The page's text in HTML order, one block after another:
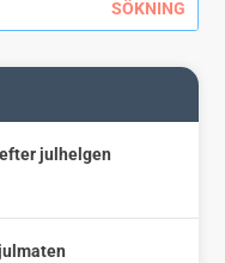
julhelgen